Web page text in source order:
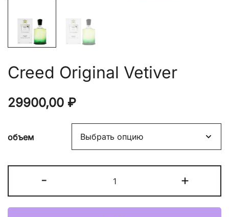
Creed Original Vetiver
29900,00 ₽
объем
-
товара
Creed
+